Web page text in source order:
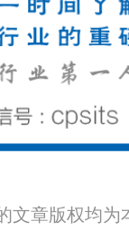
文章版权均